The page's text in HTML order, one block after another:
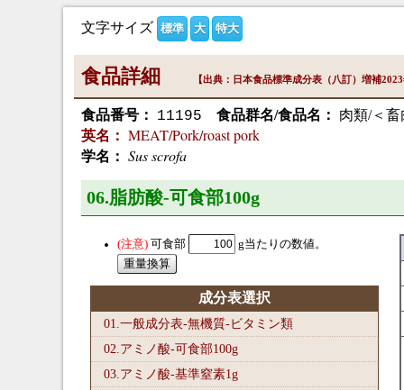
文字サイズ 標準 大 特大
食品詳細 【出典：日本食品標準成分表（八訂）増補
食品番号： 11195 食品群名/食品名：
肉類/＜
英名： MEAT/Pork/roast pork
学名： Sus scrofa
06.脂肪酸-可食部100g
可食部 g当たりの数値。
成分表選択
01.一般成分表-無機質-ビタミン類
02.アミノ酸-可食部100g
03.アミノ酸-基準窒素1g